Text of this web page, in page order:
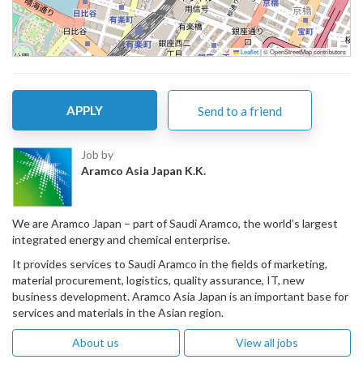
Leaflet|© OpenStreetMap contributors
APPLY Send to a friend
Job by
Aramco Asia Japan K.K.
We are Aramco Japan – part of Saudi Aramco, the world’s largest
integrated energy and chemical enterprise.
It provides services to Saudi Aramco in the fields of marketing,
material procurement, logistics, quality assurance, IT, new
business development. Aramco Asia Japan is an important base for
services and materials in the Asian region.
About us View all jobs